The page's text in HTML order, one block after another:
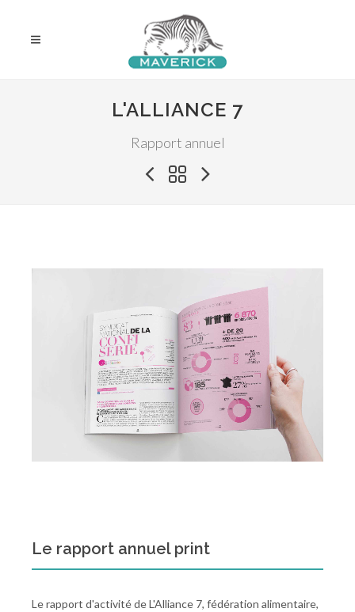
L'ALLIANCE 7
Rapport annuel
Le rapport annuel print
Le rapport d'activité de L'Alliance 7, fédération alimentaire,